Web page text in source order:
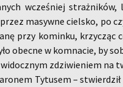
wcze­śniej
ma­syw­ne ciel­sko, po
przy ko­min­ku,
obec­ne w kom­na­cie, by
zdzi­wie­niem na
Ty­tu­sem –